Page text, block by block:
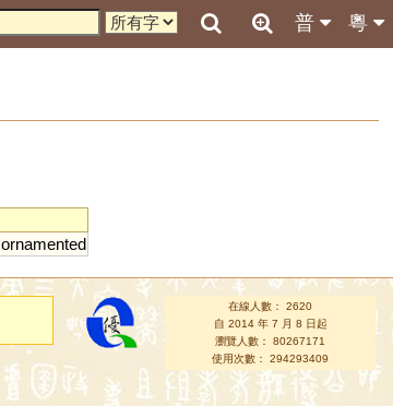
粵
普
ornamented
在線人數： 2620
自 2014 年 7 月 8 日起
瀏覽人數： 80267171
使用次數： 294293409